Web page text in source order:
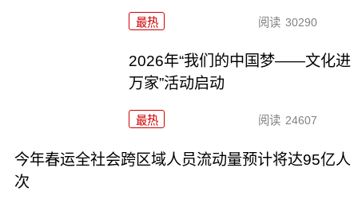
最热 阅读 30290
2026年“我们的中国梦——文化进
万家”活动启动
最热 阅读 24607
今年春运全社会跨区域人员流动量预计将达95亿人
次